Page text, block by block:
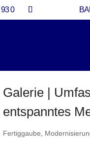
0
Galerie |
entspanntes
Fertiggaube